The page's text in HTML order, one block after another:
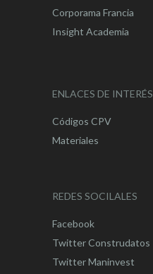
Corporama Francia
Insight Academia
ENLACES DE INTERÉS
Códigos CPV
Materiales
REDES SOCILALES
Facebook
Twitter Construdatos
Twitter Maninvest